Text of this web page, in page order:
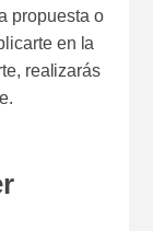
propuesta o
en la
realizarás